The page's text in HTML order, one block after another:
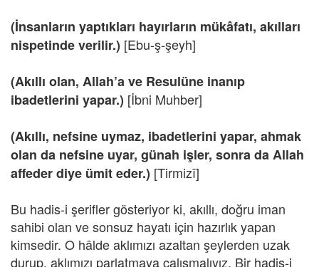
(İnsanların yaptıkları hayırların mükâfatı, akılları
nispetinde verilir.) [Ebu-ş-şeyh]
(Akıllı olan, Allah’a ve Resulüne inanıp
ibadetlerini yapar.) [İbni Muhber]
(Akıllı, nefsine uymaz, ibadetlerini yapar, ahmak
olan da nefsine uyar, günah işler, sonra da Allah
affeder diye ümit eder.) [Tirmizî]
Bu hadis-i şerifler gösteriyor ki, akıllı, doğru iman
sahibi olan ve sonsuz hayatı için hazırlık yapan
kimsedir. O hâlde aklımızı azaltan şeylerden uzak
durup, aklımızı parlatmaya çalışmalıyız. Bir hadis-i